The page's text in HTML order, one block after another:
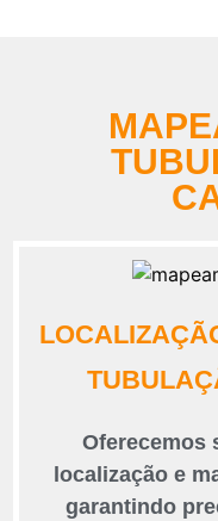
Oferecemos
localização e
garantindo